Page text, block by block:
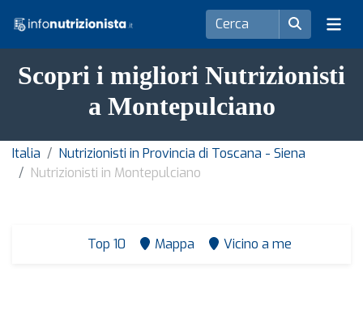
Scopri i migliori Nutrizionisti
a Montepulciano
Italia
Nutrizionisti in Provincia di Toscana - Siena
Nutrizionisti in Montepulciano
Top 10 Mappa Vicino a me